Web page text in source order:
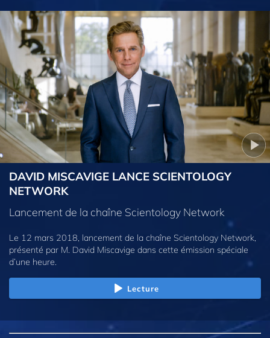
DAVID MISCAVIGE LANCE SCIENTOLOGY
NETWORK
Lancement de la chaîne Scientology Network
Le 12 mars 2018, lancement de la chaîne Scientology Network,
présenté par M. David Miscavige dans cette émission spéciale
d’une heure.
Lecture